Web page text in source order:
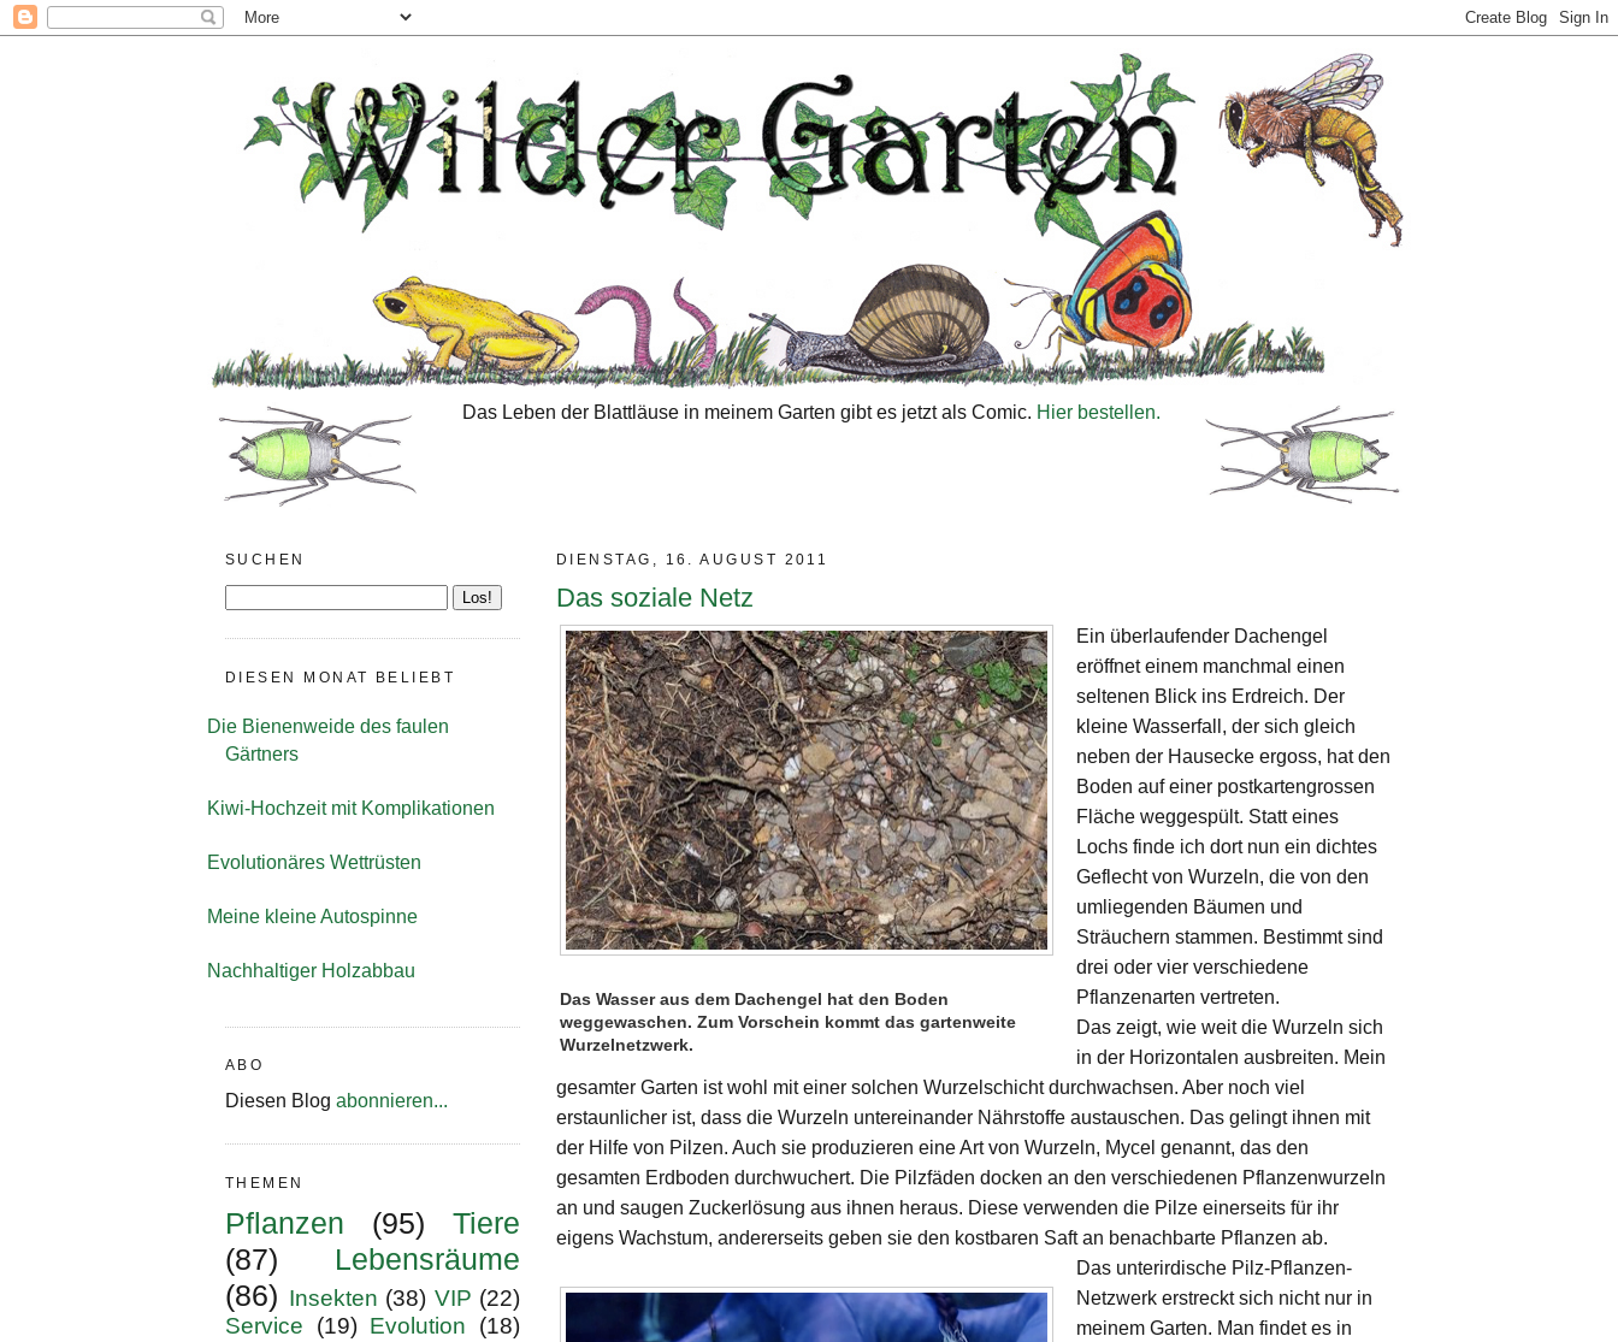
Das Leben der Blattläuse in meinem Garten gibt es jetzt als Comic. Hier bestellen.
DIENSTAG, 16. AUGUST 2011
Das soziale Netz
Das Wasser aus dem Dachengel hat den Boden
weggewaschen. Zum Vorschein kommt das gartenweite
Wurzelnetzwerk.
Ein überlaufender Dachengel
eröffnet einem manchmal einen
seltenen Blick ins Erdreich. Der
kleine Wasserfall, der sich gleich
neben der Hausecke ergoss, hat den
Boden auf einer postkartengrossen
Fläche weggespült. Statt eines
Lochs finde ich dort nun ein dichtes
Geflecht von Wurzeln, die von den
umliegenden Bäumen und
Sträuchern stammen. Bestimmt sind
drei oder vier verschiedene
Pflanzenarten vertreten.
Das zeigt, wie weit die Wurzeln sich
in der Horizontalen ausbreiten. Mein
gesamter Garten ist wohl mit einer solchen Wurzelschicht durchwachsen. Aber noch viel
erstaunlicher ist, dass die Wurzeln untereinander Nährstoffe austauschen. Das gelingt ihnen mit
der Hilfe von Pilzen. Auch sie produzieren eine Art von Wurzeln, Mycel genannt, das den
gesamten Erdboden durchwuchert. Die Pilzfäden docken an den verschiedenen Pflanzenwurzeln
an und saugen Zuckerlösung aus ihnen heraus. Diese verwenden die Pilze einerseits für ihr
eigens Wachstum, andererseits geben sie den kostbaren Saft an benachbarte Pflanzen ab.
Das unterirdische Pilz-Pflanzen-
Netzwerk erstreckt sich nicht nur in
meinem Garten. Man findet es in
SUCHEN
DIESEN MONAT BELIEBT
Die Bienenweide des faulen
Gärtners
Kiwi-Hochzeit mit Komplikationen
Evolutionäres Wettrüsten
Meine kleine Autospinne
Nachhaltiger Holzabbau
ABO
Diesen Blog abonnieren...
THEMEN
Pflanzen (95)
Tiere
(87)
Lebensräume
(86) Insekten (38) VIP (22)
Service
(19) Evolution (18)